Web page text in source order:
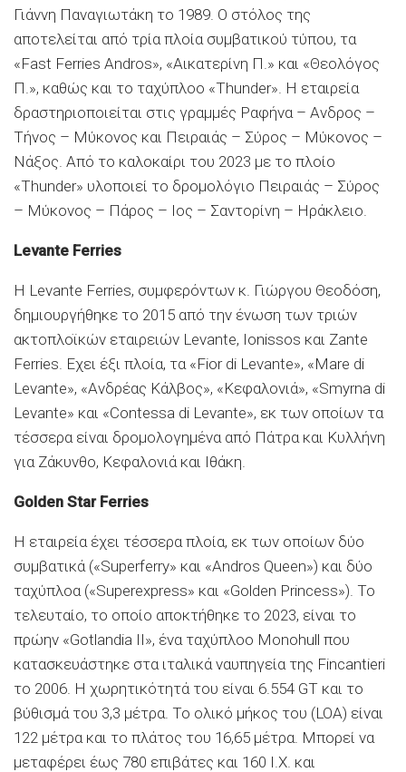
Γιάννη Παναγιωτάκη το 1989. Ο στόλος της
αποτελείται από τρία πλοία συμβατικού τύπου, τα
«Fast Ferries Andros», «Αικατερίνη Π.» και «Θεολόγος
Π.», καθώς και το ταχύπλοο «Thunder». Η εταιρεία
δραστηριοποιείται στις γραμμές Ραφήνα – Ανδρος –
Τήνος – Μύκονος και Πειραιάς – Σύρος – Μύκονος –
Νάξος. Από το καλοκαίρι του 2023 με το πλοίο
«Thunder» υλοποιεί το δρομολόγιο Πειραιάς – Σύρος
– Μύκονος – Πάρος – Ιος – Σαντορίνη – Ηράκλειο.
Levante Ferries
Η Levante Ferries, συμφερόντων κ. Γιώργου Θεοδόση,
δημιουργήθηκε το 2015 από την ένωση των τριών
ακτοπλοϊκών εταιρειών Levante, Ionissos και Zante
Ferries. Εχει έξι πλοία, τα «Fior di Levante», «Mare di
Levante», «Ανδρέας Κάλβος», «Κεφαλονιά», «Smyrna di
Levante» και «Contessa di Levante», εκ των οποίων τα
τέσσερα είναι δρομολογημένα από Πάτρα και Κυλλήνη
για Ζάκυνθο, Κεφαλονιά και Ιθάκη.
Golden Star Ferries
Η εταιρεία έχει τέσσερα πλοία, εκ των οποίων δύο
συμβατικά («Superferry» και «Andros Queen») και δύο
ταχύπλοα («Superexpress» και «Golden Princess»). Το
τελευταίο, το οποίο αποκτήθηκε το 2023, είναι το
πρώην «Gotlandia II», ένα ταχύπλοο Monohull που
κατασκευάστηκε στα ιταλικά ναυπηγεία της Fincantieri
το 2006. Η χωρητικότητά του είναι 6.554 GT και το
βύθισμά του 3,3 μέτρα. Το ολικό μήκος του (LOA) είναι
122 μέτρα και το πλάτος του 16,65 μέτρα. Μπορεί να
μεταφέρει έως 780 επιβάτες και 160 Ι.Χ. και